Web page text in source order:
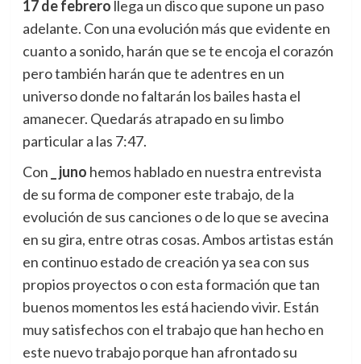
17 de febrero llega un disco que supone un paso
adelante. Con una evolución más que evidente en
cuanto a sonido, harán que se te encoja el corazón
pero también harán que te adentres en un
universo donde no faltarán los bailes hasta el
amanecer. Quedarás atrapado en su limbo
particular a las 7:47.
Con
_ juno hemos hablado en nuestra entrevista
de su forma de componer este trabajo, de la
evolución de sus canciones o de lo que se avecina
en su gira, entre otras cosas. Ambos artistas están
en continuo estado de creación ya sea con sus
propios proyectos o con esta formación que tan
buenos momentos les está haciendo vivir. Están
muy satisfechos con el trabajo que han hecho en
este nuevo trabajo porque han afrontado su